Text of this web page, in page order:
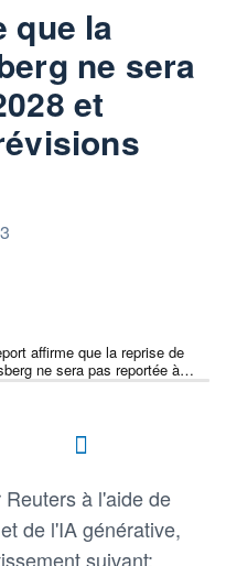
que la
ne sera
et
affirme que la reprise de
ne sera pas reportée à
et maintient ses prévisions
à l'aide de
de l'IA générative,
suivant: